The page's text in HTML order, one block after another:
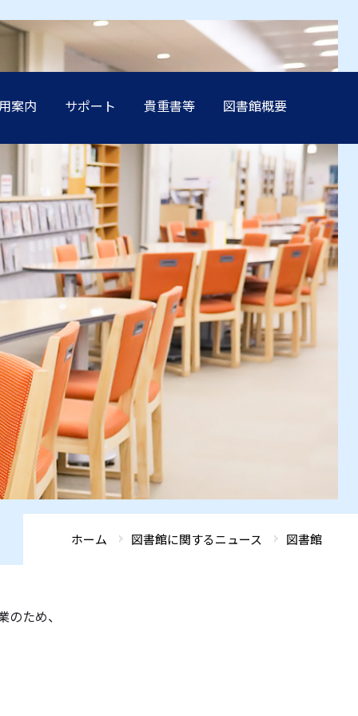
へ 卒業生の方へ 学生保証人の方へ
企業・メディア関係の方へ 在学生の方へ
案内
へ 卒業生の方へ 学生保証人の方へ
企業・メディア関係の方へ 在学生の方へ
サポート
へ 卒業生の方へ 学生保証人の方へ
企業・メディア関係の方へ 在学生の方へ
貴重書等
へ 卒業生の方へ 学生保証人の方へ
企業・メディア関係の方へ 在学生の方へ
図書館概要
へ 卒業生の方へ 学生保証人の方へ
企業・メディア関係の方へ 在学生の方へ
ホーム 図書館に関するニュース 図書館
ため、